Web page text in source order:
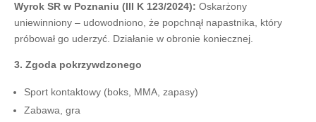
Wyrok SR w Poznaniu (III K 123/2024): Oskarżony
uniewinniony – udowodniono, że popchnął napastnika, który
próbował go uderzyć. Działanie w obronie koniecznej.
3. Zgoda pokrzywdzonego
Sport kontaktowy (boks, MMA, zapasy)
Zabawa, gra